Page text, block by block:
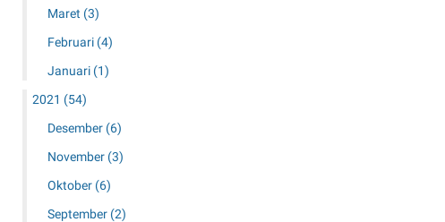
Maret (3)
Februari (4)
Januari (1)
2021 (54)
Desember (6)
November (3)
Oktober (6)
September (2)